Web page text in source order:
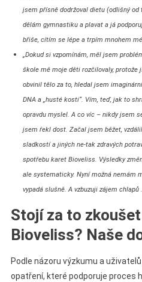
jsem přísně dodržoval dietu (odlišný od
dělám gymnastiku a plavat a já
břiše, cítím se lépe a trpím mnohem
„Dokud si vzpomínám, měl jsem
škole mě moje děti rozčilovaly, protože
obvinil tělo za to, hledal jsem
DNA a „husté kosti“. Vím, teď, jak to
opravdu myslel. A co víc – nikdy jsem
jsem řekl dost. Začal jsem běžet,
sladkostí a jiných ne-tak zdravých
spotřebu karet Bioveliss. Výsledky
ale systematicky. Nyní možná nemám
vypadá slušně. A vzbuzuji zájem chlapů
Stojí za to
Bioveliss? Naše
Podle názoru výzkumu a
opatření, které podporuje proces